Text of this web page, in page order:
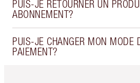
PUIS-JE RETOURNER UN
ABONNEMENT?
PUIS-JE CHANGER MON MODE
PAIEMENT?